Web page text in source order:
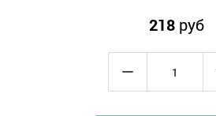
218 руб